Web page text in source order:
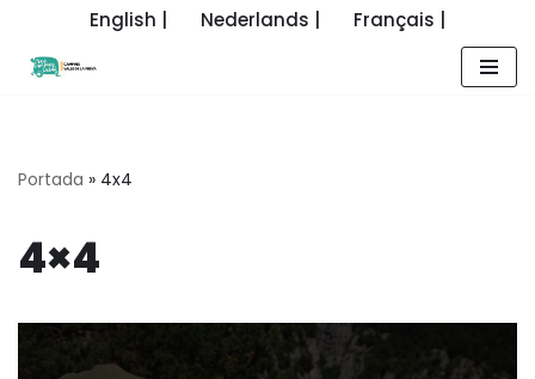
Saltar
English | Nederlands | Français |
Portada » 4x4
4×4